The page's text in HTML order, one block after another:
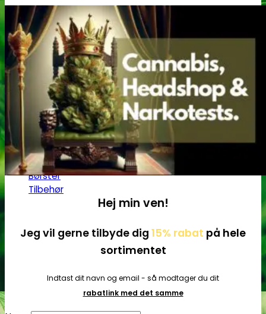
Røgelse
Røgelsespinde
Røgelseskegler
Salviebundter
Røgelsesholdere
Rengøring
Lugt- og duftfjernere
Glasrens
Børster
Tilbehør
Hej min ven!
Jeg vil gerne tilbyde dig 15% rabat på hele
sortimentet
Indtast dit navn og email - så modtager du dit
rabatlink med det samme